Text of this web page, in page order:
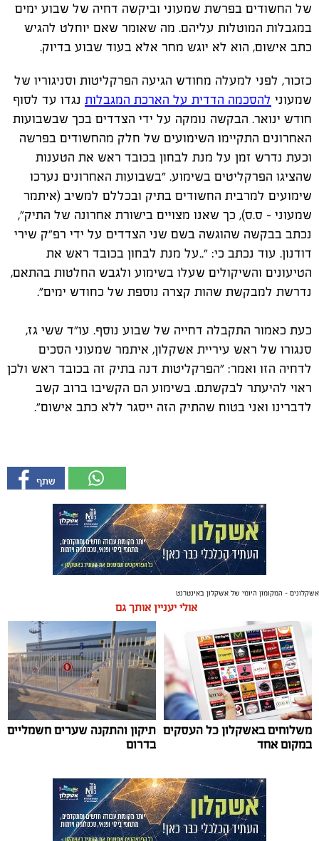
של החשודים בפרשת שמעוני וביקשה דחיה של שבוע ימים
במגבלות המוטלות עליהם. מה שאומר שאם יוחלט להגיש
כתב אישום, הוא לא יוגש מחר אלא בעוד שבוע בדיוק.
כזכור, לפני למעלה מחודש הגיעה הפרקליטות וסניגוריו של
שמעוני להסכמה הדדית על הארכת המגבלות נגדו עד לסוף
חודש ינואר. הבקשה נומקה על ידי הצדדים בכך שבשבועות
האחרונים התקיימו השימועים של חלק מהחשודים בפרשה
וכעת נדרש זמן על מנת לבחון בכובד ראש את הטענות
שהציגו הפרקליטים בשימוע. "בשבועות האחרונים נערכו
שימועים למרבית החשודים בתיק ובכללם למשיב (איתמר
שמעוני - ס.ס), כך שאנו מצויים בישורת אחרונה של התיק",
נכתב בבקשה שהוגשה בשם שני הצדדים על ידי רפ"ק שירי
דודנון. עוד נכתב כי: "..על מנת לבחון בכובד ראש את
הטיעונים והשיקולים שעלו בשימוע ולגבש החלטות בהתאם,
נדרשת למבקשת שהות קצרה נוספת של כחודש ימים".
כעת כאמור התקבלה דחייה של שבוע נוסף. עו"ד ששי גז,
סנגורו של ראש עיריית אשקלון, איתמר שמעוני הסכים
לדחיה הזו ואמר: "הפרקליטות דנה בתיק זה בכובד ראש ולכן
ראוי להיעתר לבקשתם. בשימוע הם הקשיבו ברוב קשב
לדברינו ואני בטוח שהתיק הזה ייסגר ללא כתב אישום".
אשקלונים - המקומון היומי של אשקלון באינטרנט
אולי יעניין אותך גם
משלוחים באשקלון כל העסקים
במקום אחד
תיקון והתקנה שערים חשמליים
בדרום